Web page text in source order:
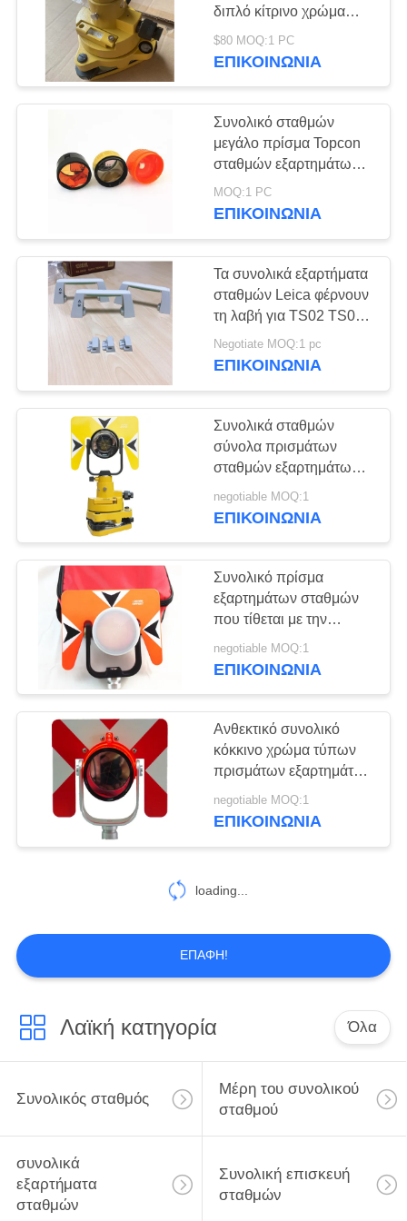
PRIVACY
POLICY
Δέκτης RTK GNSS
ηλεκτρονικός
ψηφιακός
θεοδόλιχος
46
Αυτόματο επίπεδο
Ψηφιακό αυτόματο
επίπεδο
Λογισμικό ερευνών
10
Ψηφιακά μέρη
θεοδολίχων
12
διπλό κίτρινο χρώμα
Tribrach
$80 MOQ:1 PC
ΕΠΙΚΟΙΝΩΝΊΑ
Συνολικό σταθμών
μεγάλο πρίσμα Topcon
σταθμών εξαρτημάτων
συνολικό
MOQ:1 PC
ΕΠΙΚΟΙΝΩΝΊΑ
Τα συνολικά εξαρτήματα
σταθμών Leica φέρνουν
τη λαβή για TS02 TS06
TS09
Negotiate MOQ:1 pc
ΕΠΙΚΟΙΝΩΝΊΑ
Συνολικά σταθμών
σύνολα πρισμάτων
σταθμών εξαρτημάτων
συνολικά με το tribrach
και το πλαστικό κιβώτιο
negotiable MOQ:1
ΕΠΙΚΟΙΝΩΝΊΑ
Συνολικό πρίσμα
εξαρτημάτων σταθμών
που τίθεται με την
τσάντα για τη συνολική
έρευνα σταθμών
negotiable MOQ:1
ΕΠΙΚΟΙΝΩΝΊΑ
Ανθεκτικό συνολικό
κόκκινο χρώμα τύπων
πρισμάτων εξαρτημάτων
σταθμών - 30/0MM που
αντισταθμίζονται
negotiable MOQ:1
ΕΠΙΚΟΙΝΩΝΊΑ
loading...
ΕΠΑΦΉ!
Λαϊκή κατηγορία Όλα
Συνολικός σταθμός
Μέρη του συνολικού
σταθμού
συνολικά
εξαρτήματα
σταθμών
Συνολική επισκευή
σταθμών